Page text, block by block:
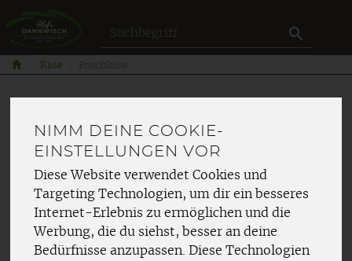
NIMM DEINE COOKIE-
EINSTELLUNGEN VOR
Diese Website verwendet Cookies und
Targeting Technologien, um dir ein besseres
Internet-Erlebnis zu ermöglichen und die
Werbung, die du siehst, besser an deine
Bedürfnisse anzupassen. Diese Technologien
Käse